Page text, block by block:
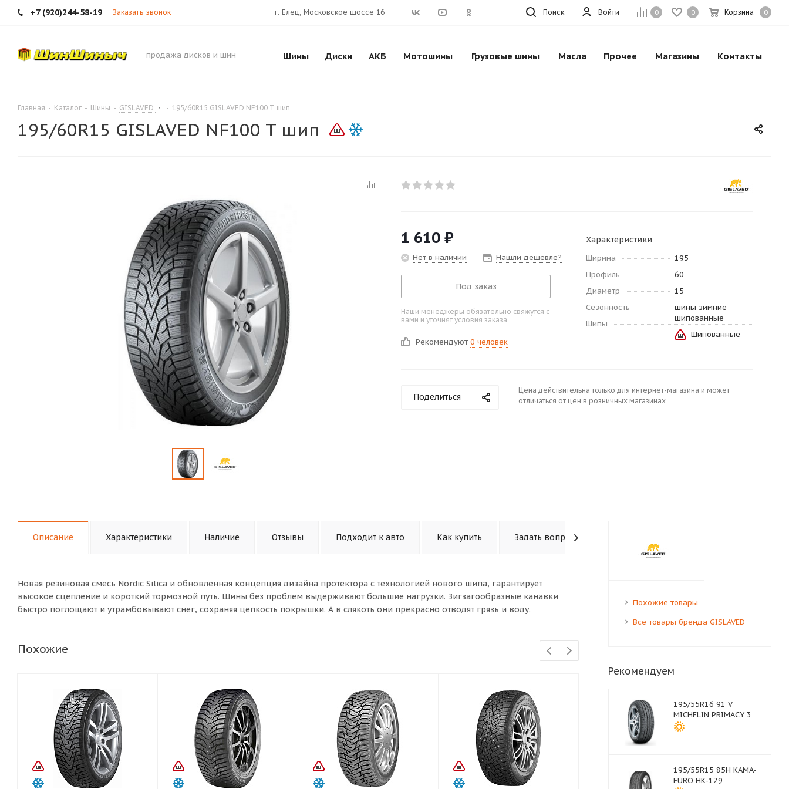
+7 (920)244-58-19 Заказать звонок 0 0 Корзина 0
Войти
г. Елец, Московское шоссе 16 Поиск
продажа дисков и шин Шины Диски АКБ Мотошины Грузовые шины Масла Прочее Магазины Контакты
Главная - Каталог - Шины - GISLAVED - 195/60R15 GISLAVED NF100 T шип
195/60R15 GISLAVED NF100 T шип
1 610 ₽
Нет в наличии Нашли дешевле?
Под заказ
Наши менеджеры обязательно свяжутся с
вами и уточнят условия заказа
Рекомендуют 0 человек
Характеристики
Ширина
195
Профиль
60
Диаметр
15
Сезонность
шины зимние
шипованные
Шипы
Шипованные
Поделиться
Цена действительна только для интернет-магазина и может
отличаться от цен в розничных магазинах
Описание Характеристики Наличие Отзывы Подходит к авто Как купить Задать вопрос
Новая резиновая смесь Nordic Silica и обновленная концепция дизайна протектора с технологией нового шипа, гарантирует
высокое сцепление и короткий тормозной путь. Шины без проблем выдерживают большие нагрузки. Зигзагообразные канавки
быстро поглощают и утрамбовывают снег, сохраняя цепкость покрышки. А в слякоть они прекрасно отводят грязь и воду.
Похожие
Похожие товары
Все товары бренда GISLAVED
Рекомендуем
195/55R16 91 V
MICHELIN PRIMACY 3
195/55R15 85H КАМА-
EURO НК-129